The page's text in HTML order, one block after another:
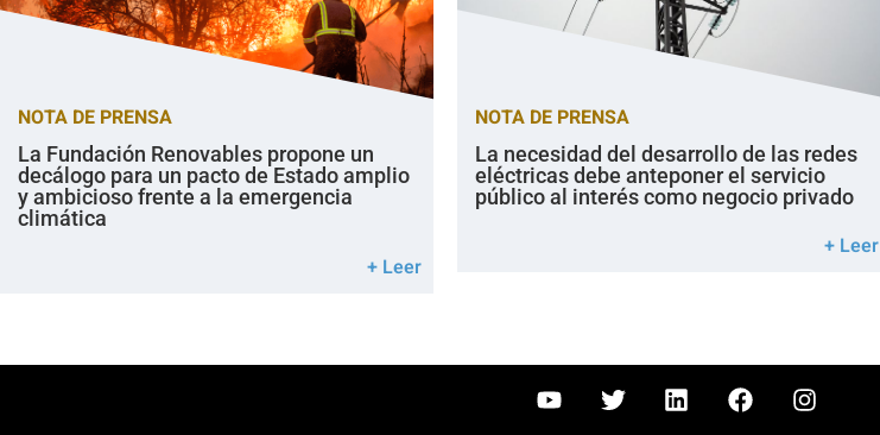
NOTA DE PRENSA
La Fundación Renovables propone un
decálogo para un pacto de Estado amplio
y ambicioso frente a la emergencia
climática
+ Leer
NOTA DE PRENSA
La necesidad del desarrollo de las redes
eléctricas debe anteponer el servicio
público al interés como negocio privado
+ Leer